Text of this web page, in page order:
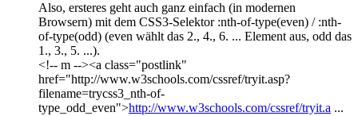
Also, ersteres geht auch ganz einfach (in modernen
Browsern) mit dem CSS3-Selektor :nth-of-type(even) / :nth-
of-type(odd) (even wählt das 2., 4., 6. ... Element aus, odd das
1., 3., 5. ...).
<!-- m --><a class="postlink"
href="http://www.w3schools.com/cssref/tryit.asp?
filename=trycss3_nth-of-
type_odd_even">http://www.w3schools.com/cssref/tryit.a ...